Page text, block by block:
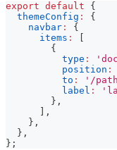
export default
{
themeConfig :
{
navbar :
{
items :
{
type :
position :
to : '/
label :
} ,
,
} ,
} ,
} ;